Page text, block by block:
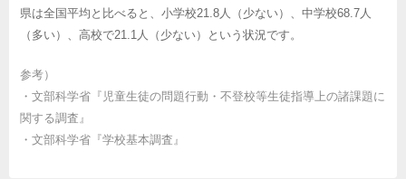
県は全国平均と比べると、小学校21.8人（少ない）、中学校68.7人
（多い）、高校で21.1人（少ない）という状況です。
参考）
・ 文部科学省『児童生徒の問題行動・不登校等生徒指導上の諸課題に
関する調査』
・ 文部科学省『学校基本調査』